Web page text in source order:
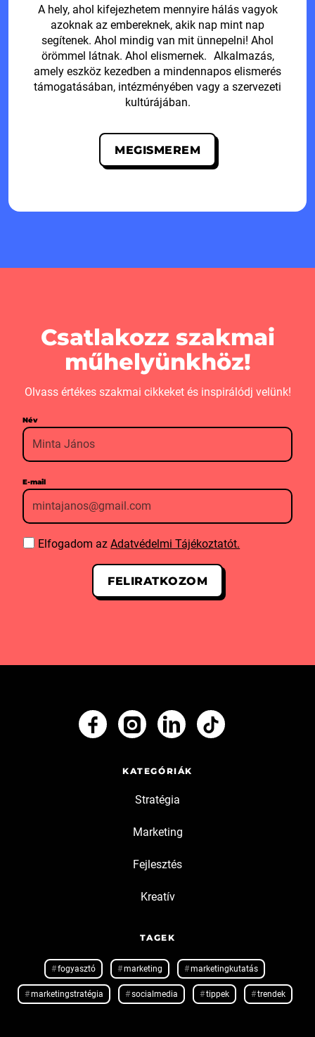
A hely, ahol kifejezhetem mennyire hálás vagyok
azoknak az embereknek, akik nap mint nap
segítenek. Ahol mindig van mit ünnepelni! Ahol
örömmel látnak. Ahol elismernek. Alkalmazás,
amely eszköz kezedben a mindennapos elismerés
támogatásában, intézményében vagy a szervezeti
kultúrájában.
MEGISMEREM
Csatlakozz szakmai
műhelyünkhöz!
Olvass értékes szakmai cikkeket és inspirálódj velünk!
Név
E-mail
Elfogadom azAdatvédelmi Tájékoztatót.
KATEGÓRIÁK
Stratégia
Marketing
Fejlesztés
Kreatív
TAGEK
fogyasztó marketing marketingkutatás
marketingstratégia socialmedia tippek trendek